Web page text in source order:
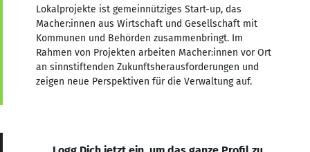
Lokalprojekte ist gemeinnütziges Start-up, das
Macher:innen aus Wirtschaft und Gesellschaft mit
Kommunen und Behörden zusammenbringt. Im
Rahmen von Projekten arbeiten Macher:innen vor Ort
an sinnstiftenden Zukunftsherausforderungen und
zeigen neue Perspektiven für die Verwaltung auf.